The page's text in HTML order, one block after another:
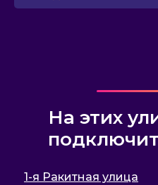
На этих
1-я Ракитная улица